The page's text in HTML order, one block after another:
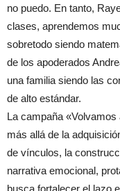
no puedo. En tanto,
clases, aprendemos
sobretodo siendo
de los apoderados
una familia siendo las
de alto estándar.
La campaña
más allá de la
de vínculos, la
narrativa emocional,
busca fortalecer el lazo